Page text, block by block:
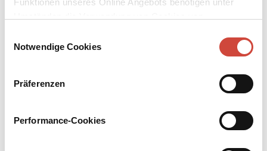
Funktionen unseres Online Angebots benötigen unter
Notwendige Cookies
Präferenzen
Performance-Cookies
Gianni Solla, geboren 1974 in Neapel, schreibt Romane,
alles zerbrechlich‹ erscheint in 12 Sprachen. Er lebt mit seiner Frau
und seinem Sohn in Neapel.